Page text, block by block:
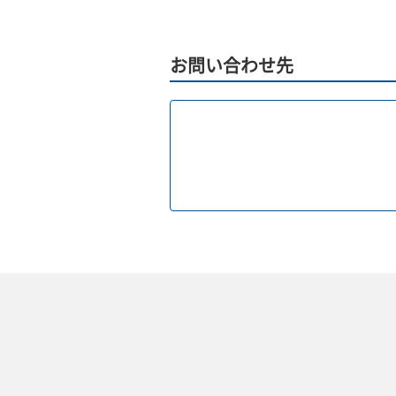
お問い合わせ先